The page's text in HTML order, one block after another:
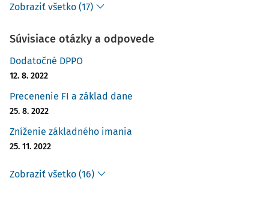
Zobraziť všetko (17)
Súvisiace otázky a odpovede
Dodatočné DPPO
12. 8. 2022
Precenenie FI a základ dane
25. 8. 2022
Zníženie základného imania
25. 11. 2022
Zobraziť všetko (16)